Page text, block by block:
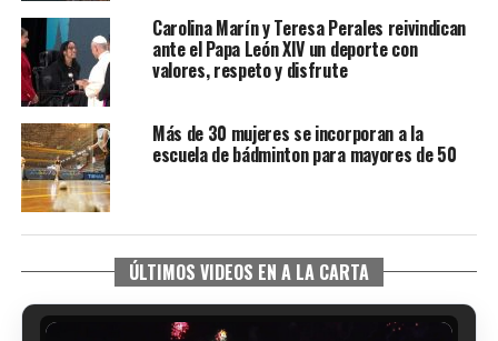
Carolina Marín y Teresa Perales reivindican
ante el Papa León XIV un deporte con
valores, respeto y disfrute
Más de 30 mujeres se incorporan a la
escuela de bádminton para mayores de 50
ÚLTIMOS VIDEOS EN A LA CARTA